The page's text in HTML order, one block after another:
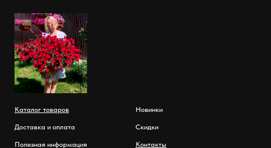
Каталог товаров
Доставка и оплата
Полезная информация
Новинки
Скидки
Контакты